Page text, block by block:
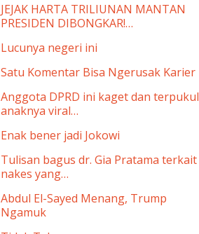
JEJAK HARTA TRILIUNAN MANTAN
PRESIDEN DIBONGKAR!…
Lucunya negeri ini
Satu Komentar Bisa Ngerusak Karier
Anggota DPRD ini kaget dan terpukul
anaknya viral…
Enak bener jadi Jokowi
Tulisan bagus dr. Gia Pratama terkait
nakes yang…
Abdul El-Sayed Menang, Trump
Ngamuk